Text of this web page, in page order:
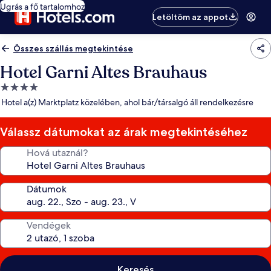
Ugrás a fő tartalomhoz
Letöltöm az appot
Összes szállás megtekintése
Hotel Garni Altes Brauhaus
4.0
csillagos
Hotel a(z) Marktplatz közelében, ahol bár/társalgó áll rendelkezésre
Válassz dátumokat az árak megtekintéséhez
Hová utaznál?
Dátumok
Vendégek